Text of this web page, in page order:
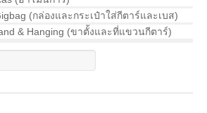
(กล่องและกระเป๋าใส่กีตาร์และเบส)
& Hanging (ขาตั้งและที่แขวนกีตาร์)